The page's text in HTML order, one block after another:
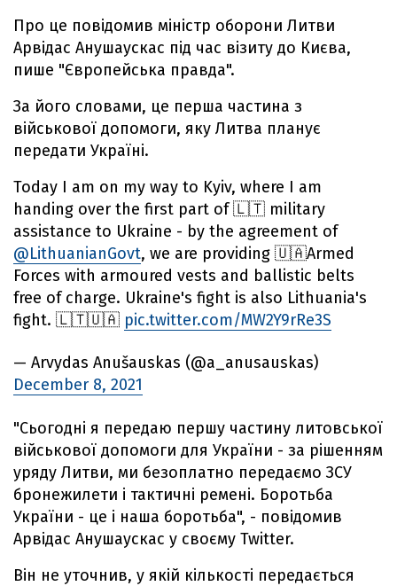
Про це повідомив міністр оборони Литви
Арвідас Анушаускас під час візиту до Києва,
пише "Європейська правда".
За його словами, це перша частина з
військової допомоги, яку Литва планує
передати Україні.
Today I am on my way to Kyiv, where I am
handing over the first part of 🇱🇹 military
assistance to Ukraine - by the agreement of
@LithuanianGovt, we are providing 🇺🇦Armed
Forces with armoured vests and ballistic belts
free of charge. Ukraine's fight is also Lithuania's
fight. 🇱🇹🇺🇦 pic.twitter.com/MW2Y9rRe3S
— Arvydas Anušauskas (@a_anusauskas)
December 8, 2021
"Сьогодні я передаю першу частину литовської
військової допомоги для України - за рішенням
уряду Литви, ми безоплатно передаємо ЗСУ
бронежилети і тактичні ремені. Боротьба
України - це і наша боротьба", - повідомив
Арвідас Анушаускас у своєму Twitter.
Він не уточнив, у якій кількості передається